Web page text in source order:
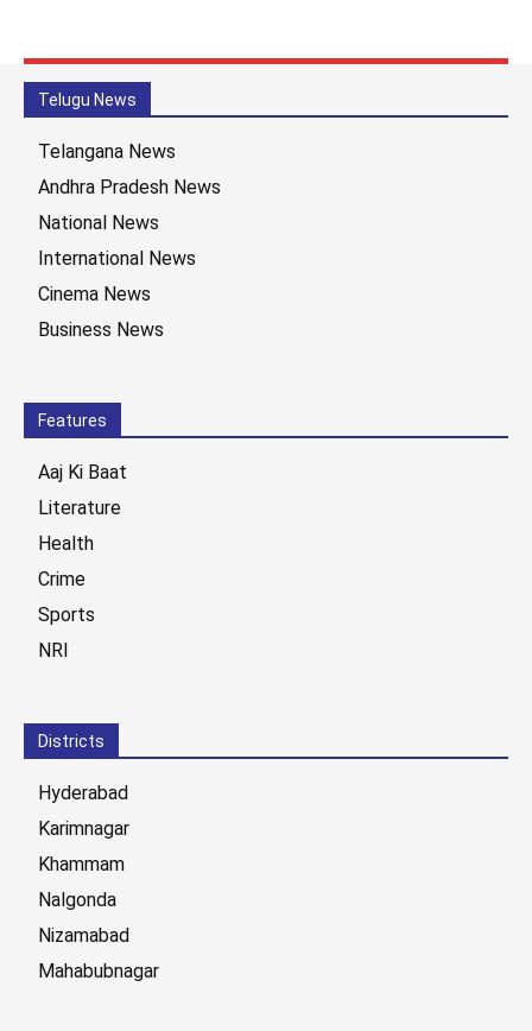
Telugu News
Telangana News
Andhra Pradesh News
National News
International News
Cinema News
Business News
Features
Aaj Ki Baat
Literature
Health
Crime
Sports
NRI
Districts
Hyderabad
Karimnagar
Khammam
Nalgonda
Nizamabad
Mahabubnagar